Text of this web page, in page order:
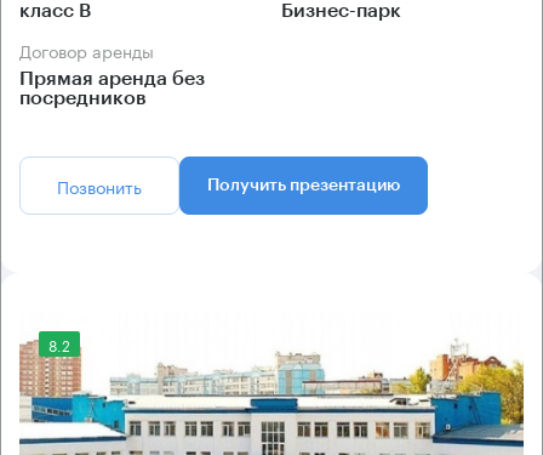
класс B Бизнес-парк
Договор аренды
Прямая аренда без
посредников
Позвонить Получить презентацию
8.2